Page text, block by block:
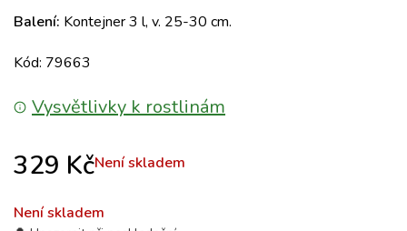
Balení: Kontejner 3 l, v. 25-30 cm.
Kód: 79663
Vysvětlivky k rostlinám
329 KčNení skladem
Není skladem